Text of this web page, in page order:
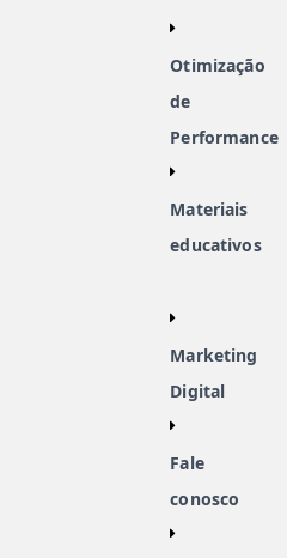
Otimização
de
Performance
Materiais
educativos
Marketing
Digital
Fale
conosco